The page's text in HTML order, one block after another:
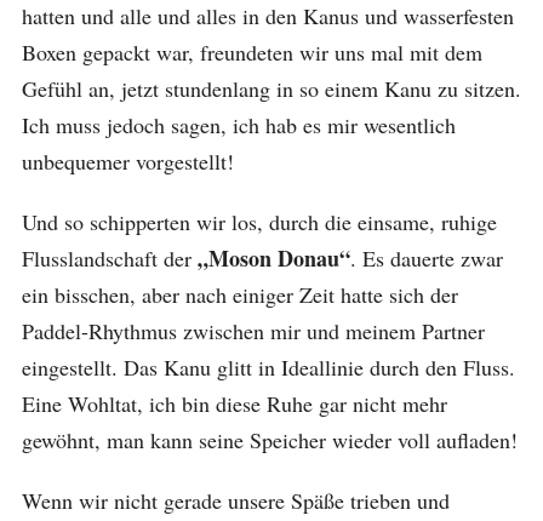
hatten und alle und alles in den Kanus und wasserfesten
Boxen gepackt war, freundeten wir uns mal mit dem
Gefühl an, jetzt stundenlang in so einem Kanu zu sitzen.
Ich muss jedoch sagen, ich hab es mir wesentlich
unbequemer vorgestellt!
Und so schipperten wir los, durch die einsame, ruhige
Flusslandschaft der„Moson Donau“. Es dauerte zwar
ein bisschen, aber nach einiger Zeit hatte sich der
Paddel-Rhythmus zwischen mir und meinem Partner
eingestellt. Das Kanu glitt in Ideallinie durch den Fluss.
Eine Wohltat, ich bin diese Ruhe gar nicht mehr
gewöhnt, man kann seine Speicher wieder voll aufladen!
Wenn wir nicht gerade unsere Späße trieben und